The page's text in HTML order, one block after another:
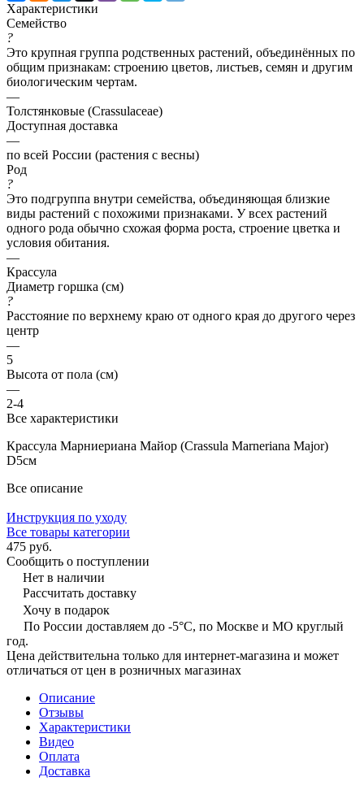
Характеристики
Семейство
?
Это крупная группа родственных растений, объединённых по
общим признакам: строению цветов, листьев, семян и другим
биологическим чертам.
—
Толстянковые (Crassulaceae)
Доступная доставка
—
по всей России (растения с весны)
Род
?
Это подгруппа внутри семейства, объединяющая близкие
виды растений с похожими признаками. У всех растений
одного рода обычно схожая форма роста, строение цветка и
условия обитания.
—
Крассула
Диаметр горшка (см)
?
Расстояние по верхнему краю от одного края до другого через
центр
—
5
Высота от пола (см)
—
2-4
Все характеристики
Крассула Марниериана Майор (Crassula Marneriana Major)
D5см
Все описание
Инструкция по уходу
Все товары категории
475 руб.
Сообщить о поступлении
Нет в наличии
Рассчитать доставку
Хочу в подарок
По России доставляем до -5°C, по Москве и МО круглый
год.
Цена действительна только для интернет-магазина и может
отличаться от цен в розничных магазинах
Описание
Отзывы
Характеристики
Видео
Оплата
Доставка